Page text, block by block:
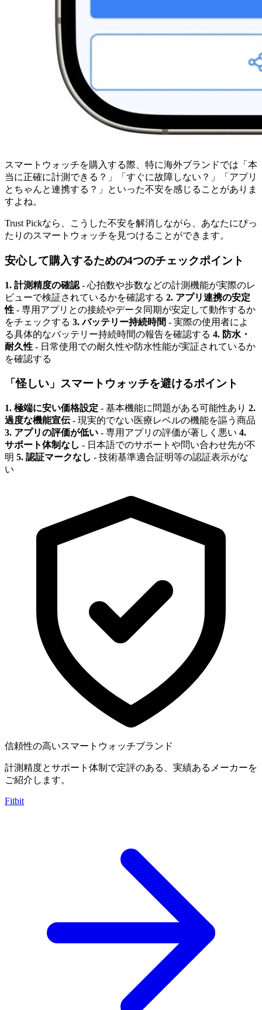
スマートウォッチを購入する際、特に海外ブランドでは「本
当に正確に計測できる？」「すぐに故障しない？」「アプリ
とちゃんと連携する？」といった不安を感じることがありま
すよね。
Trust Pickなら、こうした不安を解消しながら、あなたにぴっ
たりのスマートウォッチを見つけることができます。
安心して購入するための4つのチェックポイント
1. 計測精度の確認 - 心拍数や歩数などの計測機能が実際のレ
ビューで検証されているかを確認する 2. アプリ連携の安定
性 - 専用アプリとの接続やデータ同期が安定して動作するか
をチェックする 3. バッテリー持続時間 - 実際の使用者によ
る具体的なバッテリー持続時間の報告を確認する 4. 防水・
耐久性 - 日常使用での耐久性や防水性能が実証されているか
を確認する
「怪しい」スマートウォッチを避けるポイント
1. 極端に安い価格設定 - 基本機能に問題がある可能性あり 2.
過度な機能宣伝- 現実的でない医療レベルの機能を謳う商品
3. アプリの評価が低い - 専用アプリの評価が著しく悪い 4.
サポート体制なし - 日本語でのサポートや問い合わせ先が不
明 5. 認証マークなし - 技術基準適合証明等の認証表示がな
い
信頼性の高いスマートウォッチブランド
計測精度とサポート体制で定評のある、実績あるメーカーを
ご紹介します。
Fitbit